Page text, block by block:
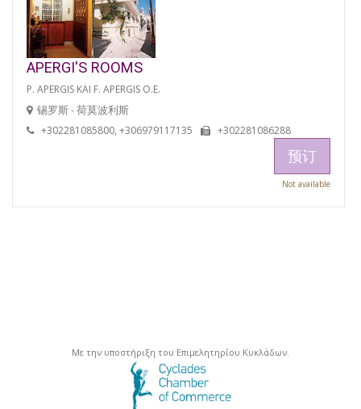
APERGI'S ROOMS
P. APERGIS KAI F. APERGIS O.E.
锡罗斯 - 荷莫波利斯
+302281085800, +306979117135 +302281086288
预订
Not available
Με την υποστήριξη του Επιμελητηρίου Κυκλάδων.